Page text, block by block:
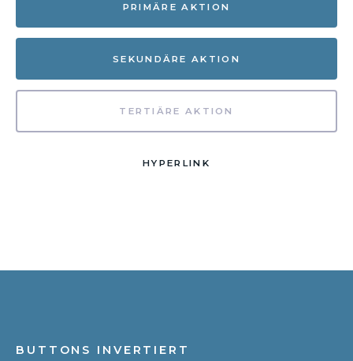
PRIMÄRE AKTION
SEKUNDÄRE AKTION
TERTIÄRE AKTION
HYPERLINK
BUTTONS INVERTIERT